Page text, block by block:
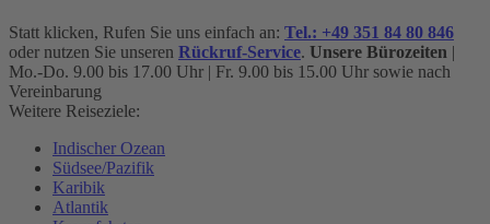
Statt klicken, Rufen Sie uns einfach an: Tel.: +49 351 84 80 846
oder nutzen Sie unseren Rückruf-Service. Unsere Bürozeiten |
Mo.-Do. 9.00 bis 17.00 Uhr | Fr. 9.00 bis 15.00 Uhr sowie nach
Vereinbarung
Weitere Reiseziele:
Indischer Ozean
Südsee/Pazifik
Karibik
Atlantik